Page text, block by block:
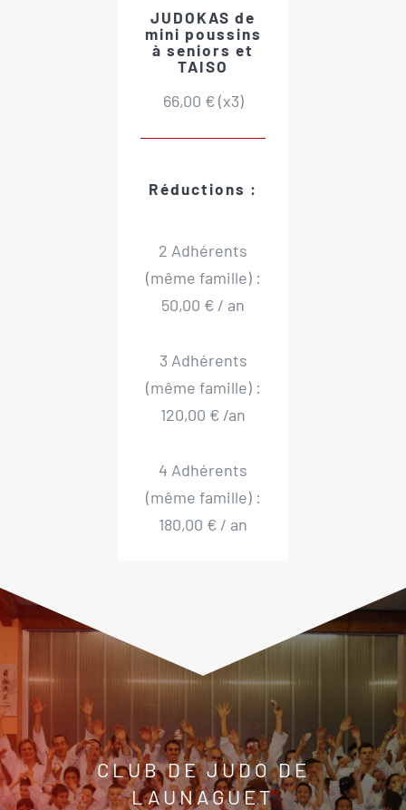
JUDOKAS de
mini poussins
à seniors et
TAISO
66,00 € (x3)
Réductions :
2 Adhérents
(même famille) :
50,00 € / an
3 Adhérents
(même famille) :
120,00 € /an
4 Adhérents
(même famille) :
180,00 € / an
CLUB DE JUDO DE
LAUNAGUET